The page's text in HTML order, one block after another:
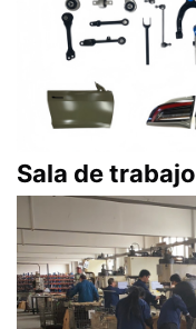
Sala de trabajo